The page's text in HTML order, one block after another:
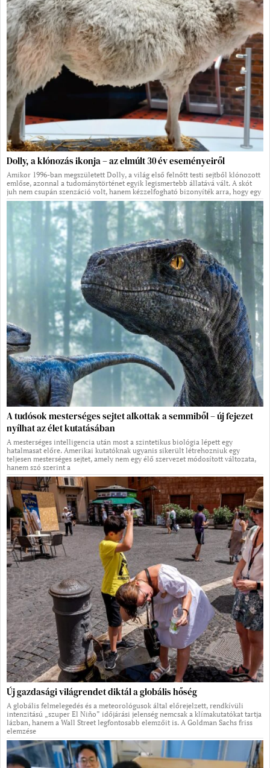
Dolly, a klónozás ikonja – az elmúlt 30 év eseményeiről
Amikor 1996-ban megszületett Dolly, a világ első felnőtt testi sejtből klónozott
emlőse, azonnal a tudománytörténet egyik legismertebb állatává vált. A skót
juh nem csupán szenzáció volt, hanem kézzelfogható bizonyíték arra, hogy egy
A tudósok mesterséges sejtet alkottak a semmiből – új fejezet
nyílhat az élet kutatásában
A mesterséges intelligencia után most a szintetikus biológia lépett egy
hatalmasat előre. Amerikai kutatóknak ugyanis sikerült létrehozniuk egy
teljesen mesterséges sejtet, amely nem egy élő szervezet módosított változata,
hanem szó szerint a
Új gazdasági világrendet diktál a globális hőség
A globális felmelegedés és a meteorológusok által előrejelzett, rendkívüli
intenzitású „szuper El Niño” időjárási jelenség nemcsak a klímakutatókat tartja
lázban, hanem a Wall Street legfontosabb elemzőit is. A Goldman Sachs friss
elemzése